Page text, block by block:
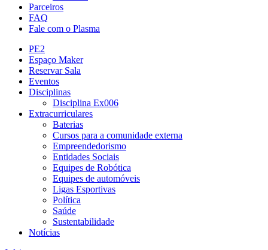
Parceiros
FAQ
Fale com o Plasma
PE2
Espaço Maker
Reservar Sala
Eventos
Disciplinas
Disciplina Ex006
Extracurriculares
Baterias
Cursos para a comunidade externa
Empreendedorismo
Entidades Sociais
Equipes de Robótica
Equipes de automóveis
Ligas Esportivas
Política
Saúde
Sustentabilidade
Notícias